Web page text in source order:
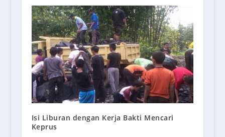
Isi Liburan dengan Kerja Bakti Mencari
Keprus